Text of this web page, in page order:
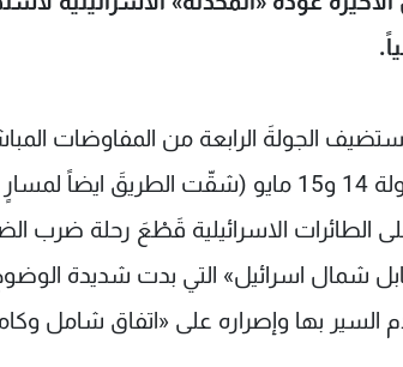
الجولةَ الرابعة من المفاوضات
الذي تم تعزيزه في جولة 14 و15 مايو (شقّت
الطائرات الاسرائيلية قَطْعَ رحلة ضرب
شمال اسرائيل» التي بدت شديدة
السير بها وإصراره على «اتفاق شامل